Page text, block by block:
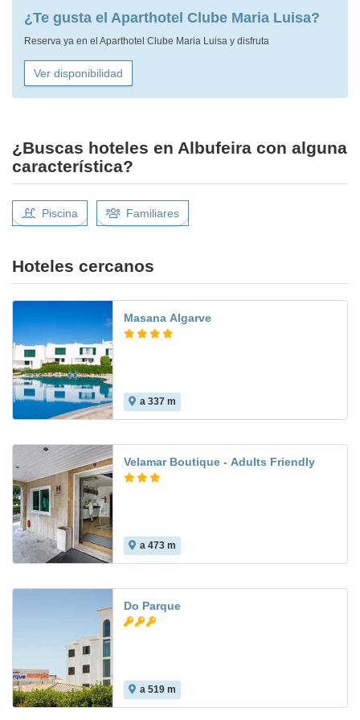
¿Te gusta el Aparthotel Clube Maria Luisa?
Reserva ya en el Aparthotel Clube Maria Luisa y disfruta
Ver disponibilidad
¿Buscas hoteles en Albufeira con alguna
característica?
Piscina Familiares
Hoteles cercanos
Masana Algarve
a 337 m
Velamar Boutique - Adults Friendly
a 473 m
Do Parque
a 519 m